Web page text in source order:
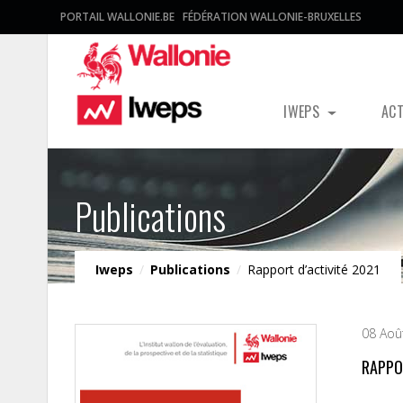
PORTAIL WALLONIE.BE FÉDÉRATION WALLONIE-BRUXELLES
IWEPS
Publications
Iweps / Publications / Rapport d’activité 2021
08